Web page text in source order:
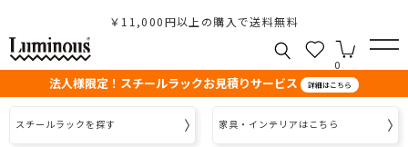
￥11,000円以上の購入で送料無料
0
法人様限定！スチールラックお見積りサービス 詳細はこちら
スチールラックを探す 家具・インテリアはこちら